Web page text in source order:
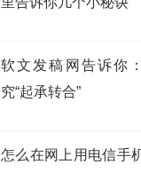
软文发稿网告诉你
究“起承转合”
怎么在网上用电信手